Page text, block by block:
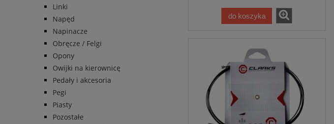
Linki
Napęd
Napinacze
Obręcze / Felgi
Opony
Owijki na kierownicę
Pedały i akcesoria
Pegi
Piasty
Pozostałe
do koszyka